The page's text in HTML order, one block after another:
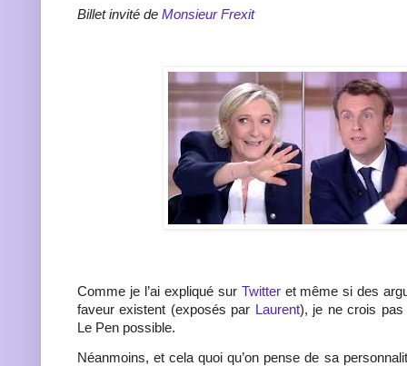
Billet invité de Monsieur Frexit
Comme je l’ai expliqué sur Twitteret même si des
faveur existent (exposés par Laurent), je ne crois pas
Le Pen possible.
Néanmoins, et cela quoi qu’on pense de sa